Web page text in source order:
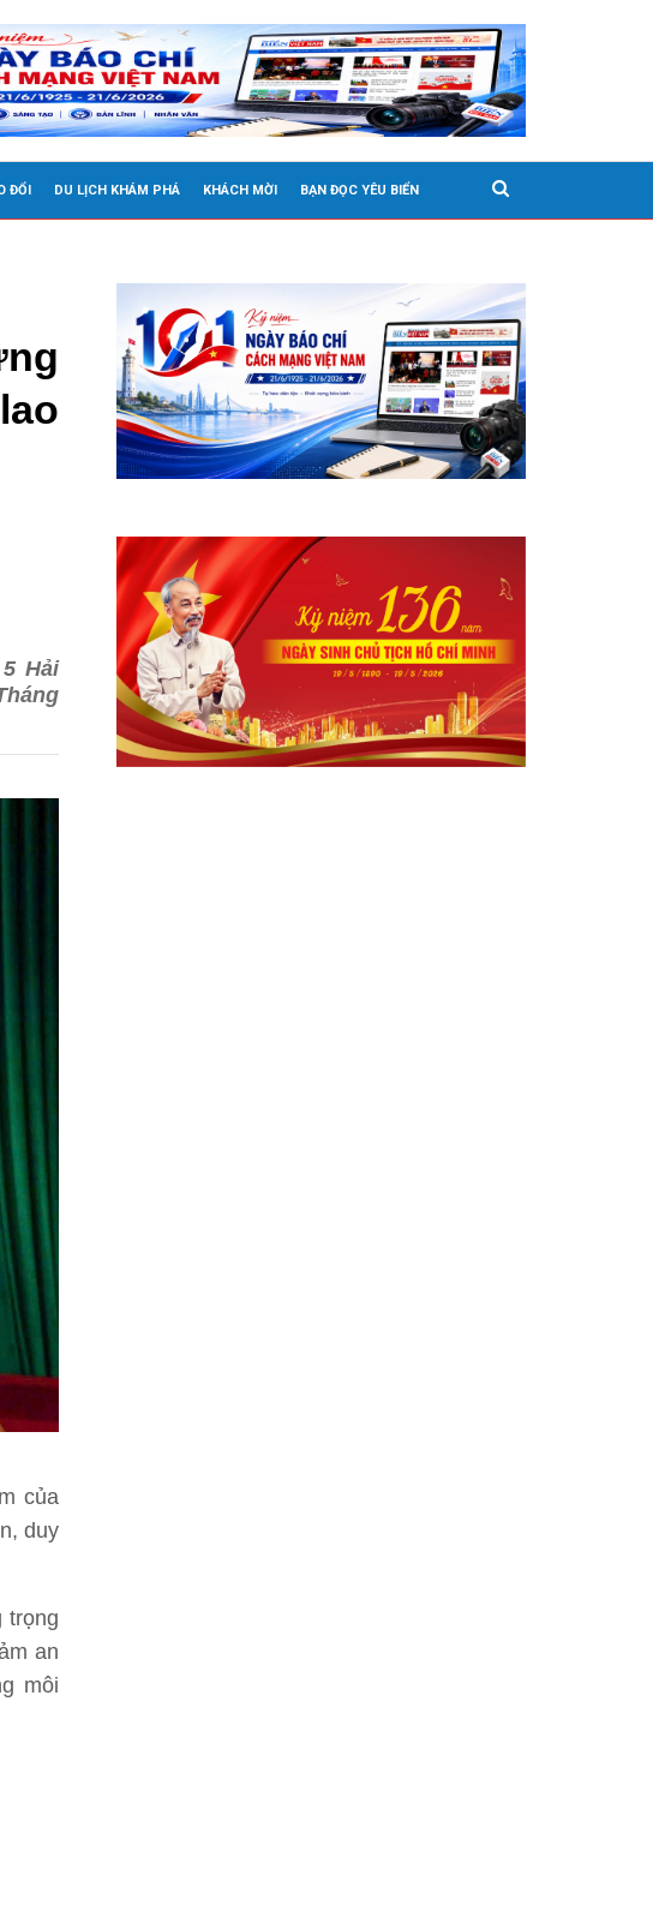
ĐỔI DU LỊCH KHÁM PHÁ KHÁCH MỜI BẠN ĐỌC YÊU BIỂN
Hải
của
duy
trọng
an
môi